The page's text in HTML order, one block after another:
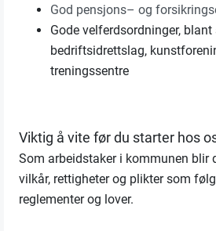
God pensjons– og
Gode velferdsordninger,
bedriftsidrettslag,
treningssentre
Viktig å vite før du starter hos
Som arbeidstaker i kommunen blir
vilkår, rettigheter og plikter som
reglementer og lover.